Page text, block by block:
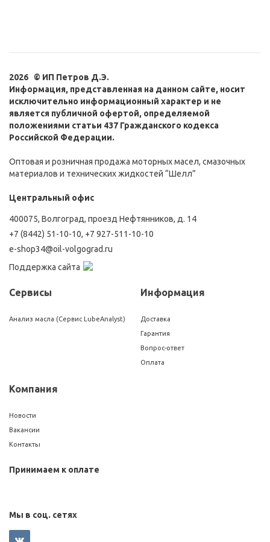
2026 © ИП Петров Д.Э.
Информация, представленная на данном сайте, носит
исключительно информационный характер и не
является публичной офертой, определяемой
положениями статьи 437 Гражданского кодекса
Российской Федерации.
Оптовая и розничная продажа моторных масел, смазочных
материалов и технических жидкостей “Шелл”
Центральный офис
400075, Волгоград, проезд Нефтянников, д. 14
+7 (8442) 51-10-10, +7 927-511-10-10
e-shop34@oil-volgograd.ru
Поддержка сайта
Сервисы
Анализ масла (Сервис LubeAnalyst)
Информация
Доставка
Гарантия
Вопрос-ответ
Оплата
Компания
Новости
Вакансии
Контакты
Принимаем к оплате
Мы в соц. сетях